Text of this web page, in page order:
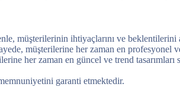
müşterilerinin ihtiyaçlarını ve
müşterilerine her zaman en profesyonel
her zaman en güncel ve trend tasarımları
garanti etmektedir.